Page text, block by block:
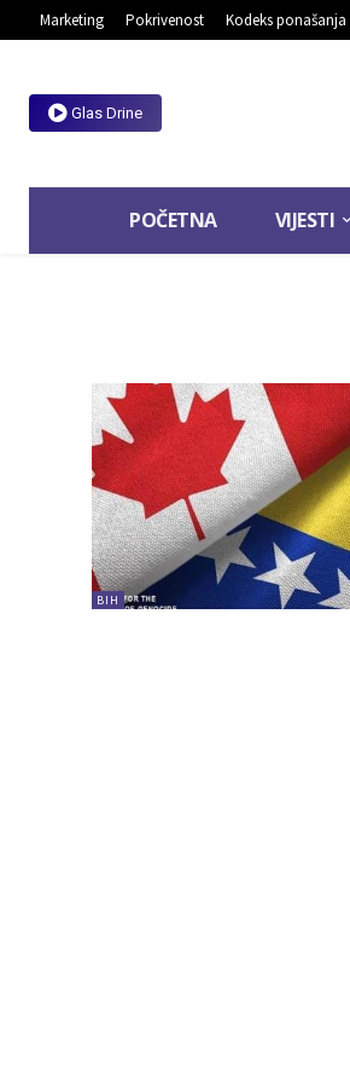
Marketing Pokrivenost Kodeks ponašanja
Glas Drine
POČETNA VIJESTI
BIH